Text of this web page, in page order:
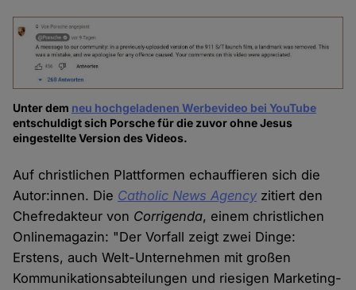
Unter dem neu hochgeladenen Werbevideo bei YouTube
entschuldigt sich Porsche für die zuvor ohne Jesus
eingestellte Version des Videos.
Auf christlichen Plattformen echauffieren sich die
Autor:innen. Die Catholic News Agency zitiert den
Chefredakteur von Corrigenda, einem christlichen
Onlinemagazin: "Der Vorfall zeigt zwei Dinge:
Erstens, auch Welt-Unternehmen mit großen
Kommunikationsabteilungen und riesigen Marketing-